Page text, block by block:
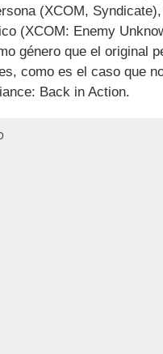
(XCOM,
(XCOM: Enemy
género que el original
como es el caso que
Back in Action.